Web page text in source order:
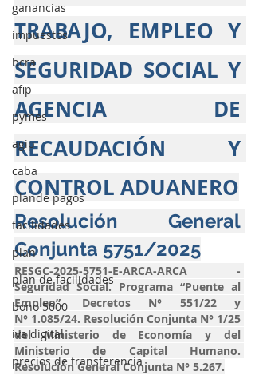
ganancias
impuestos
bcra
afip
pymes
agip
caba
plande pagos
facilidades
plan
plan de facilidades
bono 5000
iva digital
precios de transferencia
TRABAJO, EMPLEO Y
SEGURIDAD SOCIAL Y
AGENCIA DE
RECAUDACIÓN Y
CONTROL ADUANERO
Resolución General
Conjunta 5751/2025
RESGC-2025-5751-E-ARCA-ARCA -
Seguridad Social. Programa “Puente al
Empleo”. Decretos N° 551/22 y
N° 1.085/24. Resolución Conjunta N° 1/25
del Ministerio de Economía y del
Ministerio de Capital Humano.
Resolución General Conjunta N° 5.267.